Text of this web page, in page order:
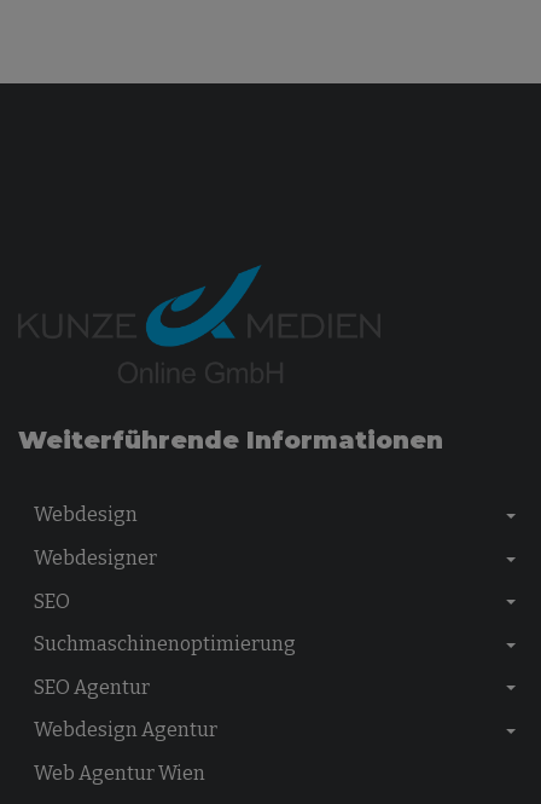
Weiterführende Informationen
Webdesign
Webdesigner
SEO
Suchmaschinenoptimierung
SEO Agentur
Webdesign Agentur
Web Agentur Wien